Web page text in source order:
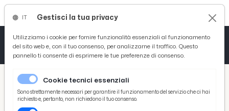
/ Picenotime
/ #porto-san-giorgio
Gestisci la tua privacy
Utilizziamo i cookie per fornire funzionalità essenziali al funzionamento
del sito web e, con il tuo consenso, per analizzarne il traffico. Questo
pannello ti consente di esprimere le tue preferenze di consenso.
Cookie tecnici essenziali
Sono strettamente necessari per garantire il funzionamento del servizio che ci hai
richiesto e, pertanto, non richiedono il tuo consenso.
Tutto News
Tutto Sport
Basket
Tutto Curiosità